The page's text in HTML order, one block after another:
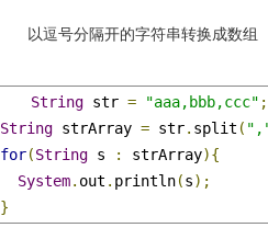
以逗号分隔开的字符串转换成数组
String str = "aaa,bbb,ccc" ;
String strArray = str. split (
for(String s : strArray){
System. out . println(s);
}